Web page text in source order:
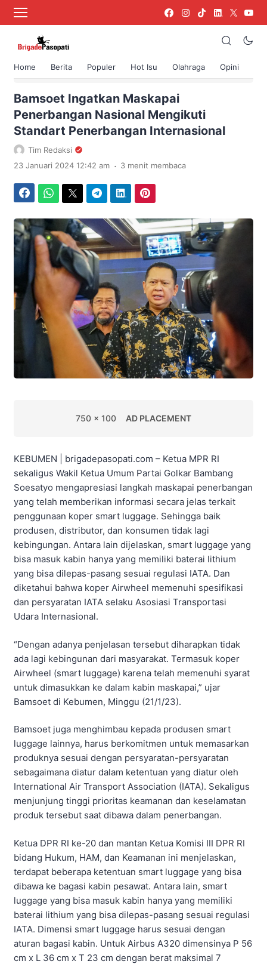
Home Berita Populer Hot Isu Olahraga Opini
›
Bamsoet Ingatkan Maskapai
Penerbangan Nasional Mengikuti
Standart Penerbangan Internasional
Tim Redaksi
23 Januari 2024 12:42 am . 3 menit membaca
750 x 100 AD PLACEMENT
KEBUMEN | brigadepasopati.com – Ketua MPR RI
sekaligus Wakil Ketua Umum Partai Golkar Bambang
Soesatyo mengapresiasi langkah maskapai penerbangan
yang telah memberikan informasi secara jelas terkait
penggunaan koper smart luggage. Sehingga baik
produsen, distributor, dan konsumen tidak lagi
kebingungan. Antara lain dijelaskan, smart luggage yang
bisa masuk kabin hanya yang memiliki baterai lithium
yang bisa dilepas-pasang sesuai regulasi IATA. Dan
diketahui bahwa koper Airwheel memenuhi spesifikasi
dan persyaratan IATA selaku Asosiasi Transportasi
Udara Internasional.
“Dengan adanya penjelasan tersebut diharapkan tidak
ada lagi kebingunan dari masyarakat. Termasuk koper
Airwheel (smart luggage) karena telah memenuhi syarat
untuk dimasukkan ke dalam kabin maskapai,” ujar
Bamsoet di Kebumen, Minggu (21/1/23).
Bamsoet juga menghimbau kepada produsen smart
luggage lainnya, harus berkomitmen untuk memasarkan
produknya sesuai dengan persyaratan-persyaratan
sebagaimana diatur dalam ketentuan yang diatur oleh
International Air Transport Association (IATA). Sekaligus
menjunjung tinggi prioritas keamanan dan keselamatan
produk tersebut saat dibawa dalam penerbangan.
Ketua DPR RI ke-20 dan mantan Ketua Komisi III DPR RI
bidang Hukum, HAM, dan Keamanan ini menjelaskan,
terdapat beberapa ketentuan smart luggage yang bisa
dibawa ke bagasi kabin pesawat. Antara lain, smart
luggage yang bisa masuk kabin hanya yang memiliki
baterai lithium yang bisa dilepas-pasang sesuai regulasi
IATA. Dimensi smart luggage harus sesuai dengan
aturan bagasi kabin. Untuk Airbus A320 dimensinya P 56
cm x L 36 cm x T 23 cm dengan berat maksimal 7